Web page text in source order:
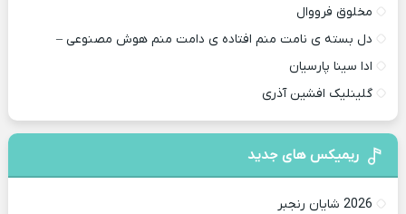
مخلوق فرووال
دل بسته ی نامت منم افتاده ی دامت منم هوش مصنوعی –
ادا سینا پارسیان
گلینلیک افشین آذری
ریمیکس های جدید
2026 شایان رنجبر